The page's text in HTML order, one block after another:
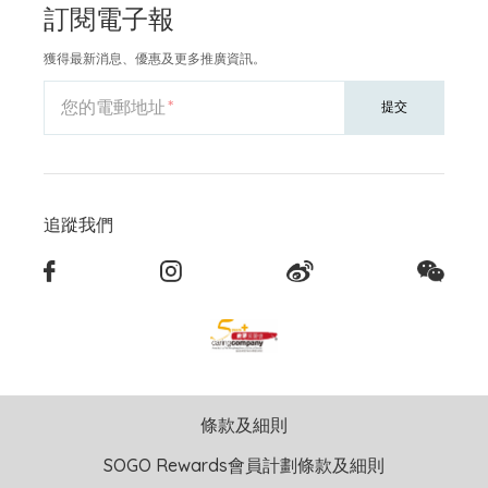
訂閱電子報
獲得最新消息、優惠及更多推廣資訊。
您的電郵地址 提交
追蹤我們
條款及細則
SOGO Rewards會員計劃條款及細則